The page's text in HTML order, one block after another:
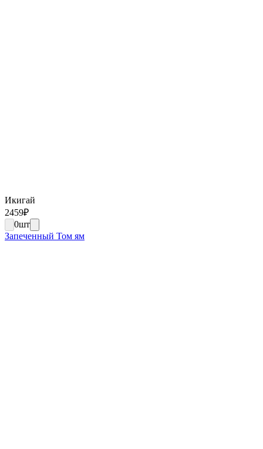
Икигай
2459₽
0шт
Запеченный Том ям